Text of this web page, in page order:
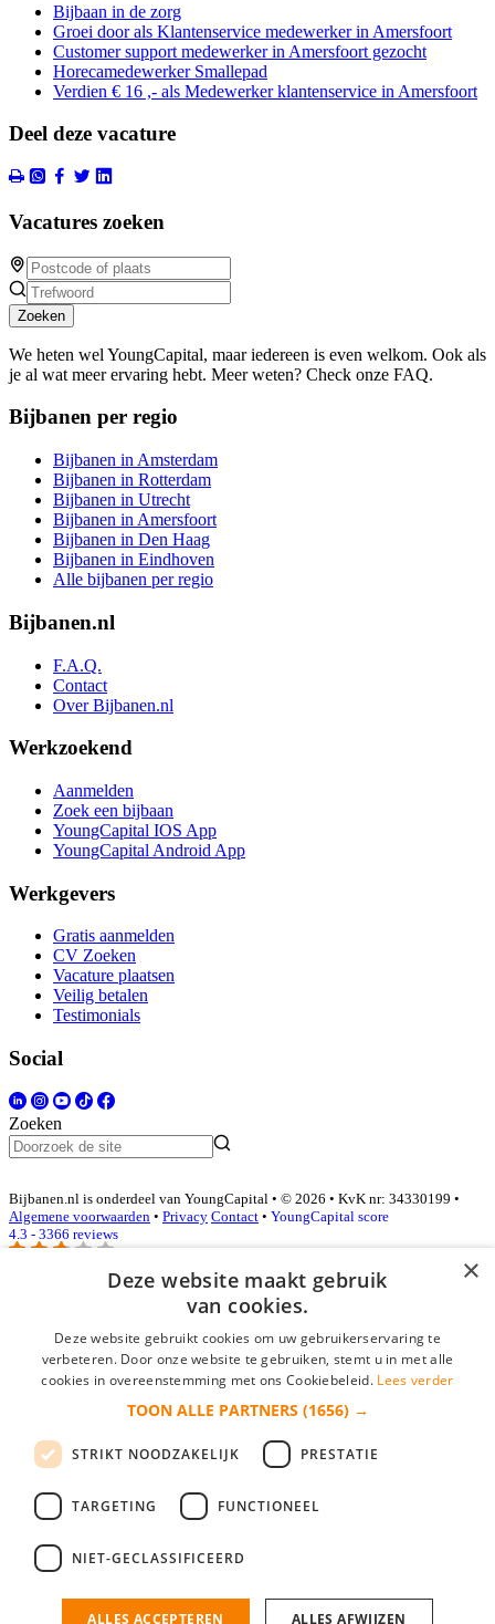
Bijbaan in de zorg
Groei door als Klantenservice medewerker in Amersfoort
Customer support medewerker in Amersfoort gezocht
Horecamedewerker Smallepad
Verdien € 16 ,- als Medewerker klantenservice in Amersfoort
Deel deze vacature
Vacatures zoeken
Zoeken
We heten wel YoungCapital, maar iedereen is even welkom. Ook als
je al wat meer ervaring hebt. Meer weten? Check onze FAQ.
Bijbanen per regio
Bijbanen in Amsterdam
Bijbanen in Rotterdam
Bijbanen in Utrecht
Bijbanen in Amersfoort
Bijbanen in Den Haag
Bijbanen in Eindhoven
Alle bijbanen per regio
Bijbanen.nl
F.A.Q.
Contact
Over Bijbanen.nl
Werkzoekend
Aanmelden
Zoek een bijbaan
YoungCapital IOS App
YoungCapital Android App
Werkgevers
Gratis aanmelden
CV Zoeken
Vacature plaatsen
Veilig betalen
Testimonials
Social
Zoeken
Bijbanen.nl is onderdeel van YoungCapital • © 2026 • KvK nr: 34330199 •
Algemene voorwaarden • Privacy Contact • YoungCapital score
4.3 - 3366 reviews
E-mail*
login gegevens onthouden
login
Bedrijf aanmelden
nieuwe collega/werknemer zo gevonden!
×
Deze website maakt gebruik
van cookies.
Deze website gebruikt cookies om uw gebruikerservaring te
verbeteren. Door onze website te gebruiken, stemt u in met alle
cookies in overeenstemming met ons Cookiebeleid. Lees verder
TOON ALLE PARTNERS (1656) →
STRIKT NOODZAKELIJK PRESTATIE
TARGETING FUNCTIONEEL
NIET-GECLASSIFICEERD
ALLES ACCEPTEREN ALLES AFWIJZEN